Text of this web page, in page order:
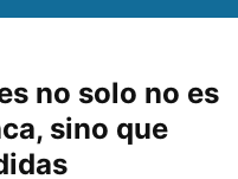
no solo no es
sino que